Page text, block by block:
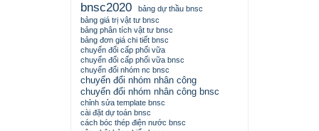
bnsc2020
bảng dự thầu bnsc
bảng giá trị vật tư bnsc
bảng phân tích vật tư bnsc
bảng đơn giá chi tiết bnsc
chuyển đổi cấp phối vữa
chuyển đổi cấp phối vữa bnsc
chuyển đổi nhóm nc bnsc
chuyển đổi nhóm nhân công
chuyển đổi nhóm nhân công bnsc
chỉnh sửa template bnsc
cài đặt dự toán bnsc
cách bóc thép điện nước bnsc